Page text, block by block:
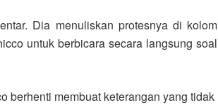
Dia menuliskan protesnya di kolom
untuk berbicara secara langsung soal
berhenti membuat keterangan yang tidak